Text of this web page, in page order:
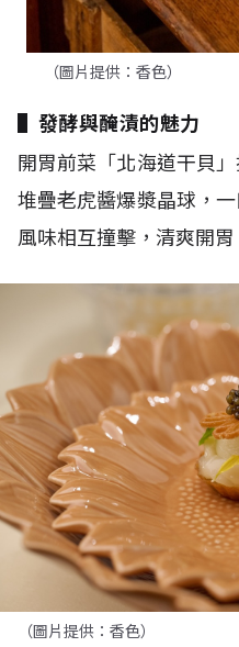
（圖片提供：香色）
▌發酵與醃漬的魅力
開胃前菜「北海道干貝
堆疊老虎醬爆漿晶球，
風味相互撞擊，清爽開胃
（圖片提供：香色）